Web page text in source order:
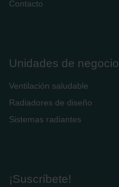
Zehnder Group Sales
Zehnder Group UK
Contacto
Unidades de negocio
Ventilación saludable
Radiadores de diseño
Sistemas radiantes
¡Suscríbete!